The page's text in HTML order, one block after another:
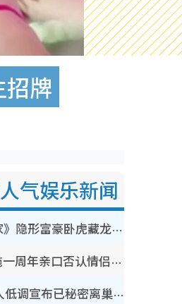
牌
气娱乐新闻
《爱·回家》隐形富豪卧虎藏龙！盘点12位财气逼人的有钱艺人：这位美女3亿身家不愁做
叶泓文拍拖一周年亲口否认情侣关系？！被质疑感情造假竟称GM“普通同事”
30岁男艺人低调宣布已秘密离巢！人气急跌变失踪人口：“这几年过得并不容易”